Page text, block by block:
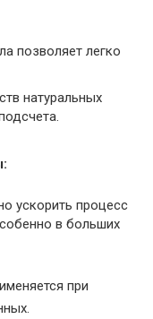
позволяет легко
натуральных
ускорить процесс
в больших
при